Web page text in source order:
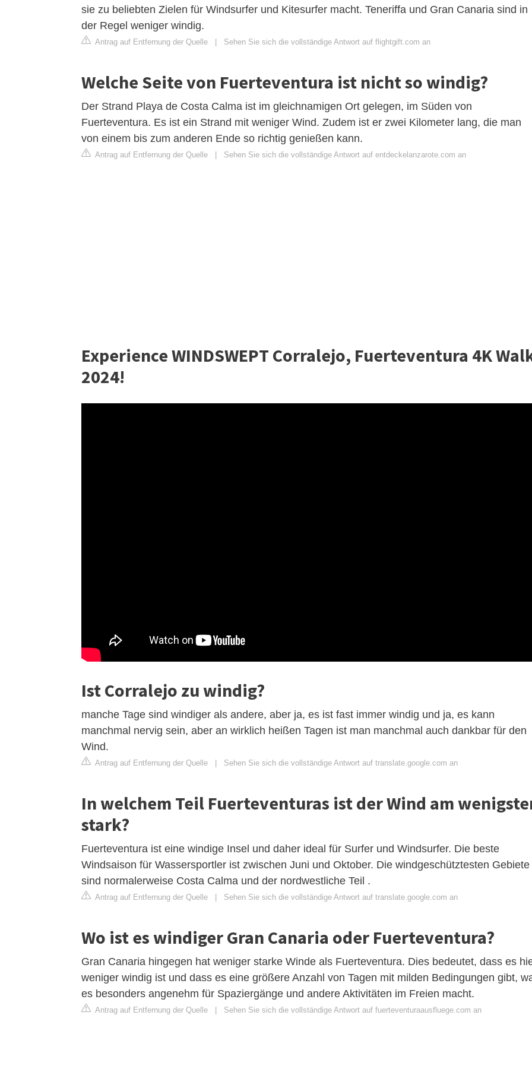
sie zu beliebten Zielen für Windsurfer und Kitesurfer macht. Teneriffa und Gran Canaria sind in
der Regel weniger windig.
Antrag auf Entfernung der Quelle Sehen Sie sich die vollständige Antwort auf flightgift.com an
Welche Seite von Fuerteventura ist nicht so windig?
Der Strand Playa de Costa Calma ist im gleichnamigen Ort gelegen, im Süden von
Fuerteventura. Es ist ein Strand mit weniger Wind. Zudem ist er zwei Kilometer lang, die man
von einem bis zum anderen Ende so richtig genießen kann.
Antrag auf Entfernung der Quelle Sehen Sie sich die vollständige Antwort auf entdeckelanzarote.com an
Experience WINDSWEPT Corralejo, Fuerteventura 4K
2024!
Ist Corralejo zu windig?
manche Tage sind windiger als andere, aber ja, es ist fast immer windig und ja, es kann
manchmal nervig sein, aber an wirklich heißen Tagen ist man manchmal auch dankbar für den
Wind.
Antrag auf Entfernung der Quelle | Sehen Sie sich die vollständige Antwort auf translate.google.com an
In welchem ​​Teil Fuerteventuras ist der Wind am
stark?
Fuerteventura ist eine windige Insel und daher ideal für Surfer und Windsurfer. Die beste
Windsaison für Wassersportler ist zwischen Juni und Oktober. Die windgeschütztesten Gebiete
sind normalerweise Costa Calma und der nordwestliche Teil .
Antrag auf Entfernung der Quelle | Sehen Sie sich die vollständige Antwort auf translate.google.com an
Wo ist es windiger Gran Canaria oder Fuerteventura?
Gran Canaria hingegen hat weniger starke Winde als Fuerteventura. Dies bedeutet, dass es
weniger windig ist und dass es eine größere Anzahl von Tagen mit milden Bedingungen gibt,
es besonders angenehm für Spaziergänge und andere Aktivitäten im Freien macht.
Antrag auf Entfernung der Quelle | Sehen Sie sich die vollständige Antwort auf fuerteventuraausfluege.com an